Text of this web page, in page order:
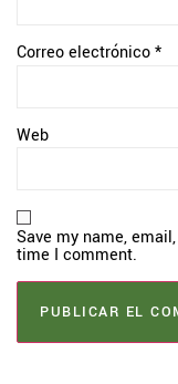
Correo electrónico*
Web
Save my name,
time I comment.